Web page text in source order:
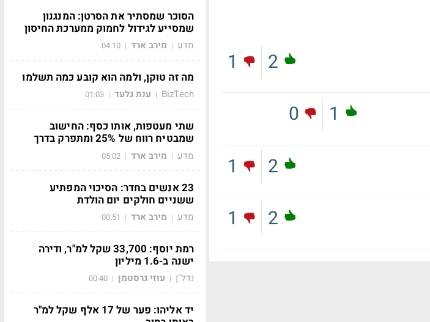
2
1
1
0
2
1
2
1
הסוכר שמסתיר את הסרטן: המנגנון
שמסייע לגידול לחמוק ממערכת החיסון
מדע | מירב ארד |
04:10
מה זה טוקן, ולמה הוא קובע כמה תשלמו
BizTech
| ענת גלעד |
01:03
שתי מעטפות, אותו כסף: החישוב
שמבטיח רווח של 25% ומתפרק בדרך
מדע | מירב ארד |
05:02
23 אנשים בחדר: הסיכוי המפתיע
ששניים חולקים יום הולדת
מדע | מירב ארד |
00:51
רמת יוסף: 33,700 שקל למ"ר, ודירה
ישנה ב-1.6 מיליון
נדל"ן | עוזי גרסטמן |
00:40
יד אליהו: פער של 17 אלף שקל למ"ר